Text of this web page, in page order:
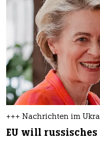
+++ Nachrichten im
EU will